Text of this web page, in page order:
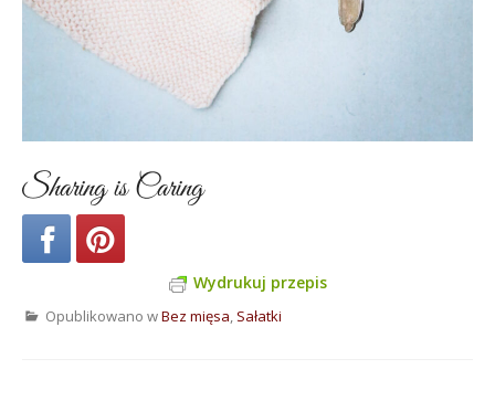
Sharing is Caring
Wydrukuj przepis
Opublikowano wBez mięsa, Sałatki